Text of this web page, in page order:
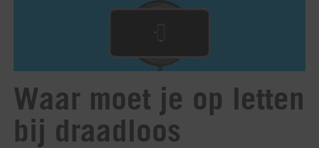
Waar moet je op letten
bij draadloos